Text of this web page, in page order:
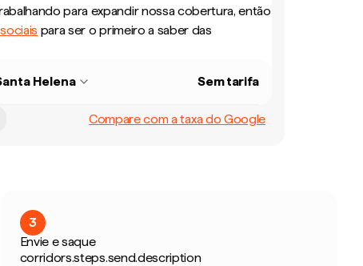
para expandir nossa cobertura, então
para ser o primeiro a saber das
Helena Sem tarifa
Compare com a taxa do Google
3
Envie e saque
corridors.steps.send.description